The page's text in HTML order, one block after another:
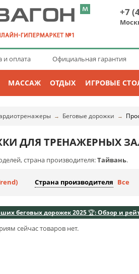
+7
и оплата Официальная гарантия
МАССАЖ ОТДЫХ ИГРОВЫЕ
→ Беговые дорожки →
ДЛЯ ТРЕНАЖЕРНЫХ
страна производителя:Тайвань.
Страна производителя Все
беговых дорожек 2025 🏆: Обзор и
сейчас товаров нет.